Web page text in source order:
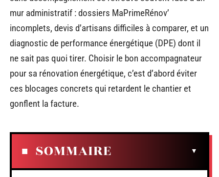
mur administratif : dossiers MaPrimeRénov’
incomplets, devis d’artisans difficiles à comparer, et un
diagnostic de performance énergétique (DPE) dont il
ne sait pas quoi tirer. Choisir le bon accompagnateur
pour sa rénovation énergétique, c’est d’abord éviter
ces blocages concrets qui retardent le chantier et
gonflent la facture.
SOMMAIRE